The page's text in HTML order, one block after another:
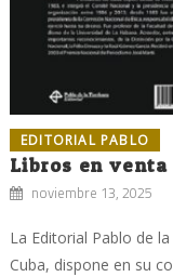
EDITORIAL PABLO
Libros en
noviembre 13, 2025
La Editorial Pablo de
Cuba, dispone en su